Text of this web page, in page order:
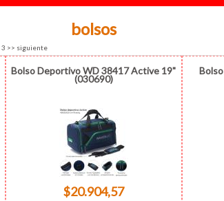
bolsos
3 >> siguiente
Bolso Deportivo WD 38417 Active 19"
(030690)
$20.904,57